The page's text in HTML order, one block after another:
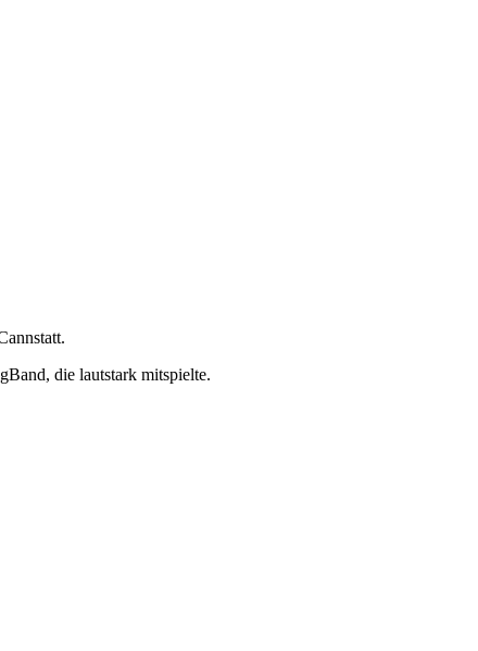
die lautstark mitspielte.